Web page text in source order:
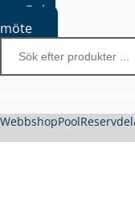
Boka
möte
WebbshopPool